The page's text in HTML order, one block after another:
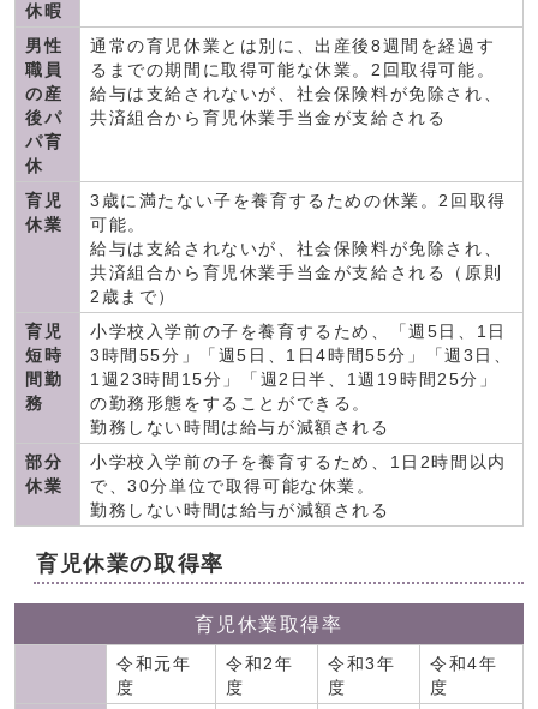
休暇
男性
職員
の産
後パ
パ育
休
通常の育児休業とは別に、出産後8週間を経過す
るまでの期間に取得可能な休業。2回取得可能。
給与は支給されないが、社会保険料が免除され、
共済組合から育児休業手当金が支給される
育児
休業
3歳に満たない子を養育するための休業。2回取得
可能。
給与は支給されないが、社会保険料が免除され、
共済組合から育児休業手当金が支給される（原則
2歳まで）
育児
短時
間勤
務
小学校入学前の子を養育するため、「週5日、1日
3時間55分」「週5日、1日4時間55分」「週3日、
1週23時間15分」「週2日半、1週19時間25分」
の勤務形態をすることができる。
勤務しない時間は給与が減額される
部分
休業
小学校入学前の子を養育するため、1日2時間以内
で、30分単位で取得可能な休業。
勤務しない時間は給与が減額される
育児休業の取得率
育児休業取得率
令和元年
度
令和2年
度
令和3年
度
令和4年
度